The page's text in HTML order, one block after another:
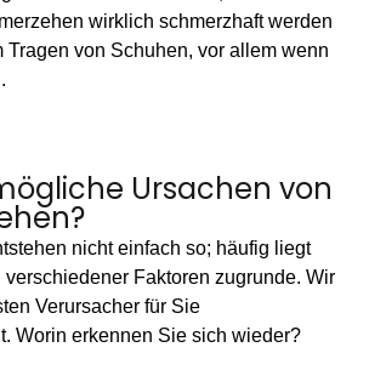
wirklich schmerzhaft werden
Tragen von Schuhen, vor allem wenn
Ursachen von
nicht einfach so; häufig liegt
Faktoren zugrunde. Wir
Verursacher für Sie
Worin erkennen Sie sich wieder?